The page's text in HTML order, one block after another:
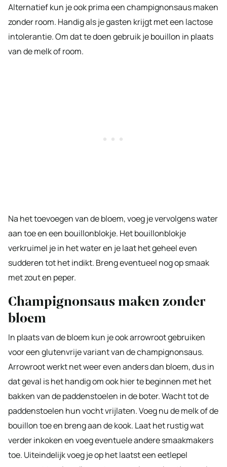
Alternatief kun je ook prima een champignonsaus maken
zonder room. Handig als je gasten krijgt met een lactose
intolerantie. Om dat te doen gebruik je bouillon in plaats
van de melk of room.
Na het toevoegen van de bloem, voeg je vervolgens water
aan toe en een bouillonblokje. Het bouillonblokje
verkruimel je in het water en je laat het geheel even
sudderen tot het indikt. Breng eventueel nog op smaak
met zout en peper.
Champignonsaus maken zonder
bloem
In plaats van de bloem kun je ook arrowroot gebruiken
voor een glutenvrije variant van de champignonsaus.
Arrowroot werkt net weer even anders dan bloem, dus in
dat geval is het handig om ook hier te beginnen met het
bakken van de paddenstoelen in de boter. Wacht tot de
paddenstoelen hun vocht vrijlaten. Voeg nu de melk of de
bouillon toe en breng aan de kook. Laat het rustig wat
verder inkoken en voeg eventuele andere smaakmakers
toe. Uiteindelijk voeg je op het laatst een eetlepel